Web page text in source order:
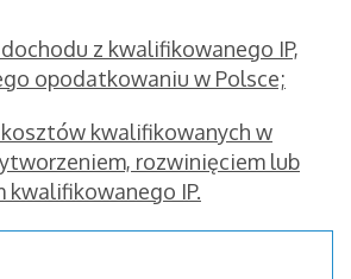
z kwalifikowanego IP,
opodatkowaniu w Polsce;
kwalifikowanych w
rozwinięciem lub
kwalifikowanego IP.